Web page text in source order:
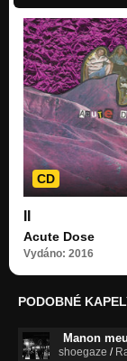
CD
Acute Dose
Vydáno: 2016
PODOBNÉ
Manon
shoegaze /